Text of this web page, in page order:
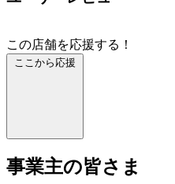
この店舗を応援する！
ここから応援
事業主の皆さま